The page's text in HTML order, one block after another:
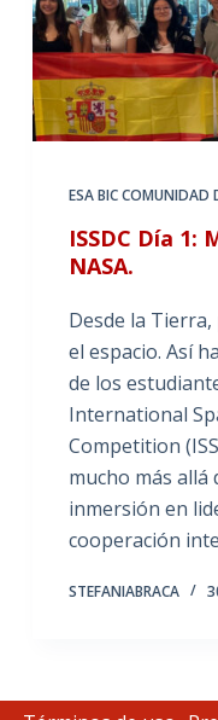
ESA BIC COMUNIDAD
ISSDC Día 1:
NASA.
Desde la
el espacio. Así
de los
International
Competition
mucho más allá
inmersión en
cooperación
STEFANIABRACA